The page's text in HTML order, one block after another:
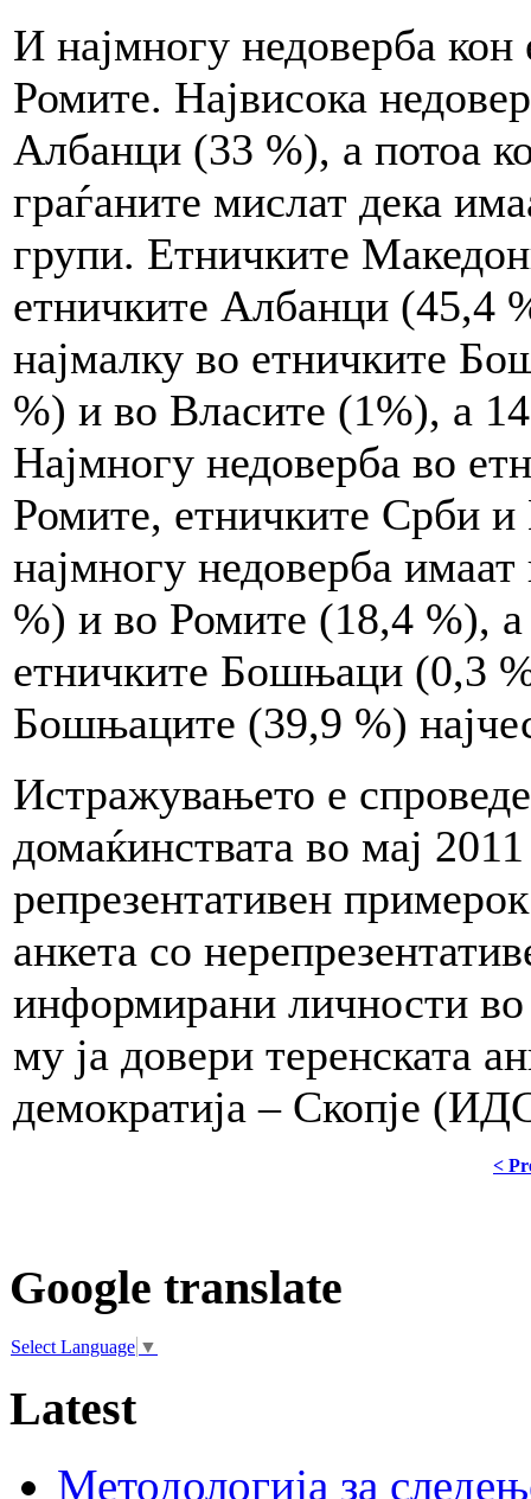
И најмногу недоверба
Ромите. Највисока
Албанци (33 %), а потоа
граѓаните мислат дека
групи. Етничките
етничките Албанци (45,4
најмалку во етничките
%) и во Власите (1%), а
Најмногу недоверба во
Ромите, етничките Срби
најмногу недоверба
%) и во Ромите (18,4 %), а
етничките Бошњаци (0,3
Бошњаците (39,9 %)
Истражувањето е
домаќинствата во мај
репрезентативен
анкета со
информирани личности
му ја довери теренската
демократија – Скопје
<
Google translate
Select Language ▼
Latest
Методологија за